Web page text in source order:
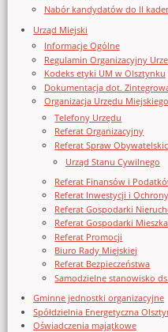
Nabór kandydatów do II
Urząd Miejski
Informacje Ogólne
Regulamin Organizacyjny
Kodeks etyki UM w Olsztynku
Dokumentacja dot.
Organizacja Urzędu
Telefony Urzędu
Referat Organizacyjny
Referat Spraw
Urząd Stanu Cywilnego
Referat Finansów i
Referat Inwestycji i
Referat Gospodarki
Referat Gospodarki
Referat Promocji
Biuro Rady Miejskiej
Referat Bezpieczeństwa
Samodzielne stanowisko
Gminne jednostki organizacyjne
Spółdzielnia Energetyczna
Oświadczenia majątkowe